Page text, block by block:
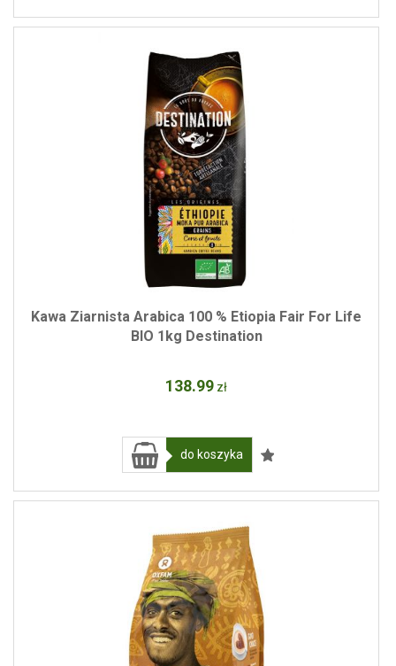
Kawa Ziarnista Arabica 100 % Etiopia Fair For Life
BIO 1kg Destination
138.99 zł
do koszyka